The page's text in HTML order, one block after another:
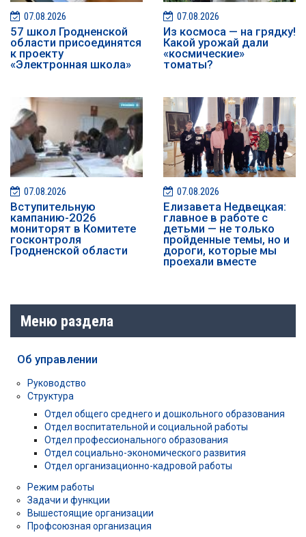
07.08.2026
57 школ Гродненской
области присоединятся
к проекту
«Электронная школа»
07.08.2026
Из космоса — на грядку!
Какой урожай дали
«космические»
томаты?
07.08.2026
️️Вступительную
кампанию-2026
мониторят в Комитете
госконтроля
Гродненской области
07.08.2026
Елизавета Недвецкая:
главное в работе с
детьми — не только
пройденные темы, но и
дороги, которые мы
проехали вместе
Меню раздела
Об управлении
Руководство
Структура
Отдел общего среднего и дошкольного образования
Отдел воспитательной и социальной работы
Отдел профессионального образования
Отдел социально-экономического развития
Отдел организационно-кадровой работы
Режим работы
Задачи и функции
Вышестоящие организации
Профсоюзная организация